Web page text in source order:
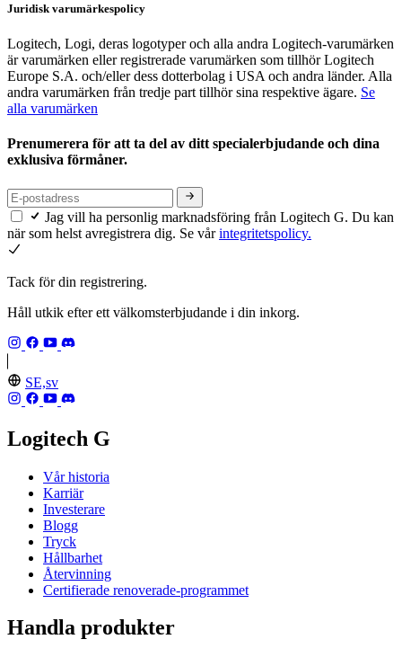
Juridisk varumärkespolicy
Logitech, Logi, deras logotyper och alla andra Logitech-varumärken
är varumärken eller registrerade varumärken som tillhör Logitech
Europe S.A. och/eller dess dotterbolag i USA och andra länder. Alla
andra varumärken från tredje part tillhör sina respektive ägare. Se
alla varumärken
Prenumerera för att ta del av ditt specialerbjudande och dina
exklusiva förmåner.
Jag vill ha personlig marknadsföring från Logitech G. Du kan
när som helst avregistrera dig. Se vårintegritetspolicy.
Tack för din registrering.
Håll utkik efter ett välkomsterbjudande i din inkorg.
SE,sv
Logitech G
Vår historia
Karriär
Investerare
Blogg
Tryck
Hållbarhet
Återvinning
Certifierade renoverade-programmet
Handla produkter